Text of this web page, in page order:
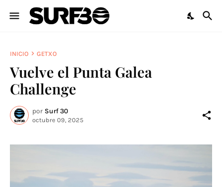
INICIO GETXO
Vuelve el Punta Galea
Challenge
por Surf 30
octubre 09, 2025